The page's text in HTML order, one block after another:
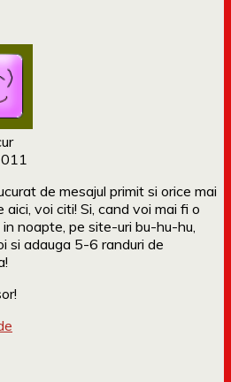
de mesajul primit si orice mai
aici, voi citi! Si, cand voi mai fi o
noapte, pe site-uri bu-hu-hu,
si adauga 5-6 randuri de